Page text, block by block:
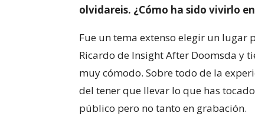
olvidareis. ¿Cómo ha sido vivirlo
Fue un tema extenso elegir un lugar
Ricardo de Insight After Doomsda y
muy cómodo. Sobre todo de la
del tener que llevar lo que has
público pero no tanto en grabación.